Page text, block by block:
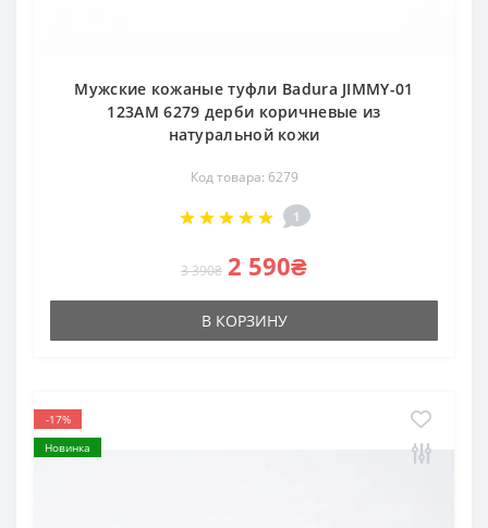
Мужские кожаные туфли Badura JIMMY-01
123AM 6279 дерби коричневые из
натуральной кожи
Код товара: 6279
1
3 390₴ 2 590₴
В КОРЗИНУ
-17%
Новинка